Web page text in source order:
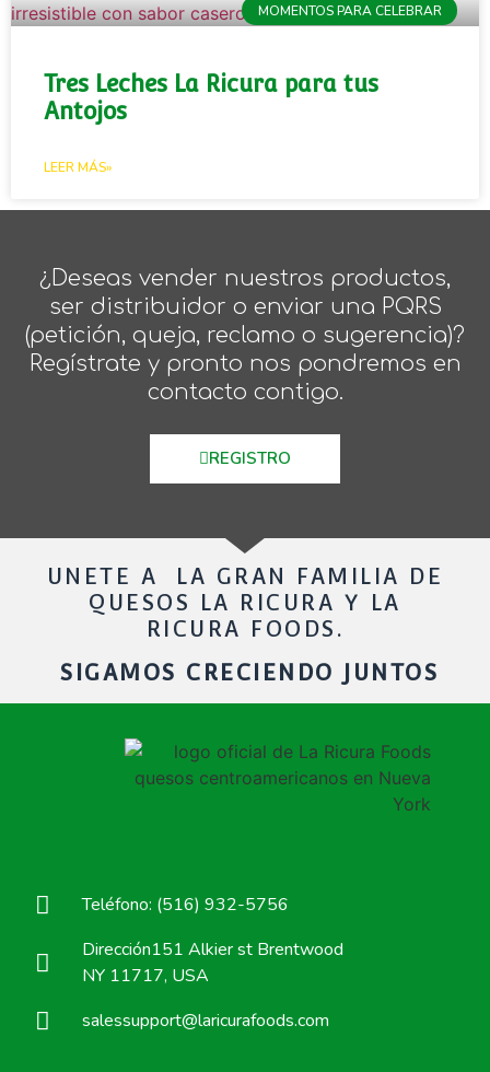
MOMENTOS PARA CELEBRAR
Tres Leches La Ricura para tus
Antojos
LEER MÁS»
¿Deseas vender nuestros productos,
ser distribuidor o enviar una PQRS
(petición, queja, reclamo o sugerencia)?
Regístrate y pronto nos pondremos en
contacto contigo.
REGISTRO
UNETE A LA GRAN FAMILIA DE
QUESOS LA RICURA Y LA
RICURA FOODS.
SIGAMOS CRECIENDO JUNTOS
Teléfono: (516) 932-5756
Dirección151 Alkier st Brentwood
NY 11717, USA
salessupport@laricurafoods.com